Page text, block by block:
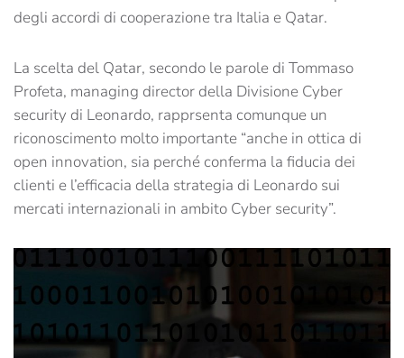
degli accordi di cooperazione tra Italia e Qatar.
La scelta del Qatar, secondo le parole di Tommaso
Profeta, managing director della Divisione Cyber
security di Leonardo, rapprsenta comunque un
riconoscimento molto importante “anche in ottica di
open innovation, sia perché conferma la fiducia dei
clienti e l’efficacia della strategia di Leonardo sui
mercati internazionali in ambito Cyber security”.